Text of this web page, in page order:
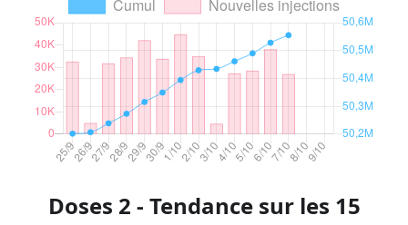
Doses 2 - Tendance sur les 15